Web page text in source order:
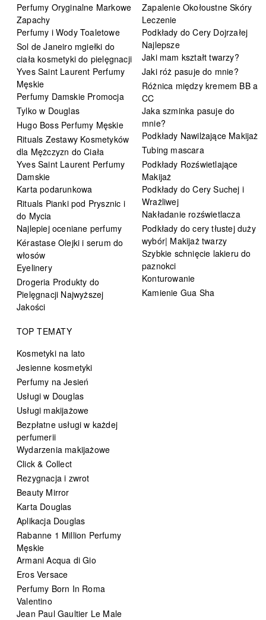
Perfumy Oryginalne Markowe
Zapachy
Perfumy i Wody Toaletowe
Sol de Janeiro mgiełki do
ciała kosmetyki do pielęgnacji
Yves Saint Laurent Perfumy
Męskie
Perfumy Damskie Promocja
Tylko w Douglas
Hugo Boss Perfumy Męskie
Rituals Zestawy Kosmetyków
dla Mężczyzn do Ciała
Yves Saint Laurent Perfumy
Damskie
Karta podarunkowa
Rituals Pianki pod Prysznic i
do Mycia
Najlepiej oceniane perfumy
Kérastase Olejki i serum do
włosów
Eyelinery
Drogeria Produkty do
Pielęgnacji Najwyższej
Jakości
Zapalenie Okołoustne Skóry
Leczenie
Podkłady do Cery Dojrzałej
Najlepsze
Jaki mam kształt twarzy?
Jaki róż pasuje do mnie?
Różnica między kremem BB a
CC
Jaka szminka pasuje do
mnie?
Podkłady Nawilżające Makijaż
Tubing mascara
Podkłady Rozświetlające
Makijaż
Podkłady do Cery Suchej i
Wrażliwej
Nakładanie rozświetlacza
Podkłady do cery tłustej duży
wybór| Makijaż twarzy
Szybkie schnięcie lakieru do
paznokci
Konturowanie
Kamienie Gua Sha
TOP TEMATY
Kosmetyki na lato
Jesienne kosmetyki
Perfumy na Jesień
Usługi w Douglas
Usługi makijażowe
Bezpłatne usługi w każdej
perfumerii
Wydarzenia makijażowe
Click & Collect
Rezygnacja i zwrot
Beauty Mirror
Karta Douglas
Aplikacja Douglas
Rabanne 1 Million Perfumy
Męskie
Armani Acqua di Gio
Eros Versace
Perfumy Born In Roma
Valentino
Jean Paul Gaultier Le Male